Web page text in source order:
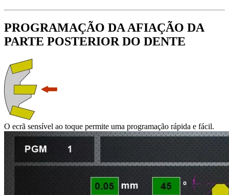
PROGRAMAÇÃO DA AFIAÇÃO DA
PARTE POSTERIOR DO DENTE
O ecrã sensível ao toque permite uma programação rápida e fácil.